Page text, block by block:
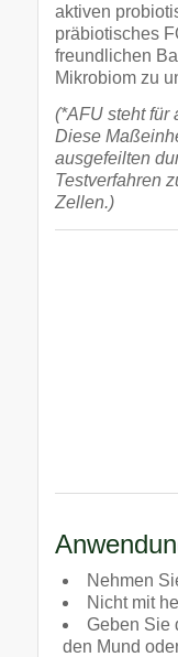
aktiven
präbiotisches
freundlichen
Mikrobiom zu
(*AFU steht für
Diese
ausgefeilten
Testverfahren
Zellen.)
Nehmen
Nicht mit
Geben Sie
den Mund